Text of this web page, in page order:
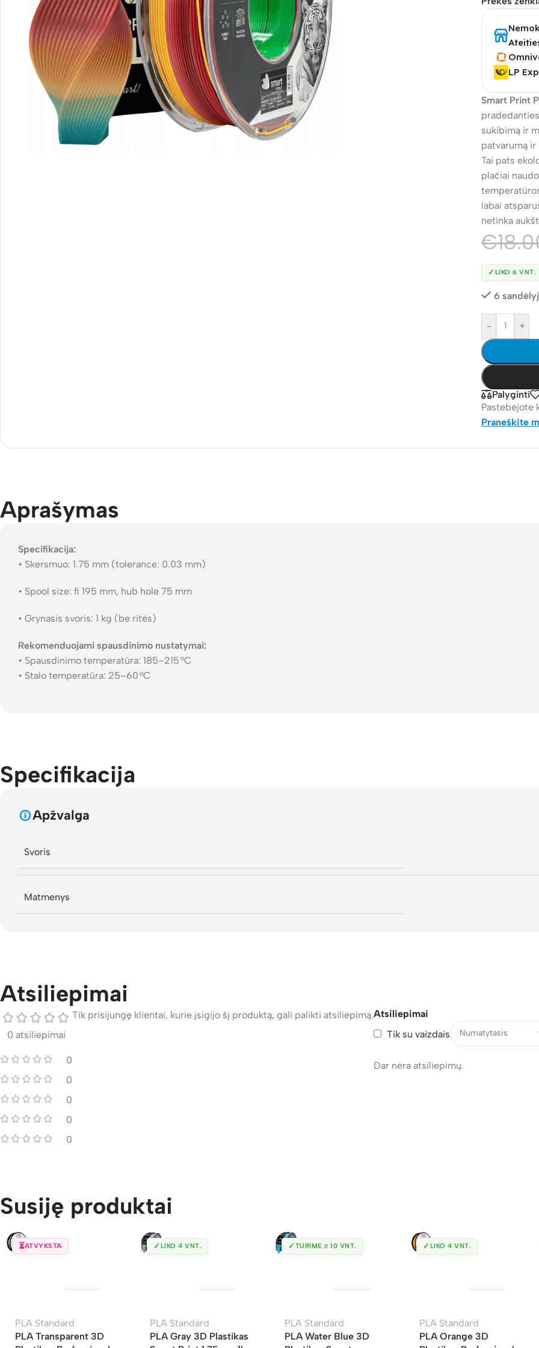
LP
Smart Print
sukibimą ir
patvarumą
Tai pats
plačiai
labai
netinka
€
✓ LIKO 6 VNT.
6
- +
Palyginti
Pastebėjote
Praneškite
Aprašymas
Specifikacija:
• Skersmuo: 1.75 mm (tolerance: 0.03 mm)
• Spool size: fi 195 mm, hub hole 75 mm
• Grynasis svoris: 1 kg (be ritės)
Rekomenduojami spausdinimo nustatymai:
• Spausdinimo temperatūra: 185–215 °C
• Stalo temperatūra: 25–60 °C
Specifikacija
Apžvalga
Svoris
Matmenys
Atsiliepimai
0 atsiliepimai
0
0
0
0
0
Atsiliepimai
Tik su vaizdais
Dar nėra atsiliepimų.
Tik prisijungę klientai, kurie įsigijo šį produktą, gali palikti atsiliepimą.
Susiję produktai
⏳ATVYKSTA
PLA Standard
PLA Transparent 3D
✓ LIKO 4 VNT.
PLA Standard
PLA Gray 3D Plastikas
✓ TURIME ≥ 10 VNT.
PLA Standard
PLA Water Blue 3D
✓ LIKO 4 VNT.
PLA Standard
PLA Orange 3D